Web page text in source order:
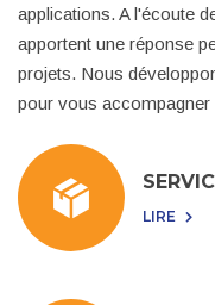
applications. A l'écoute
apportent une réponse
projets. Nous
pour vous
LIRE